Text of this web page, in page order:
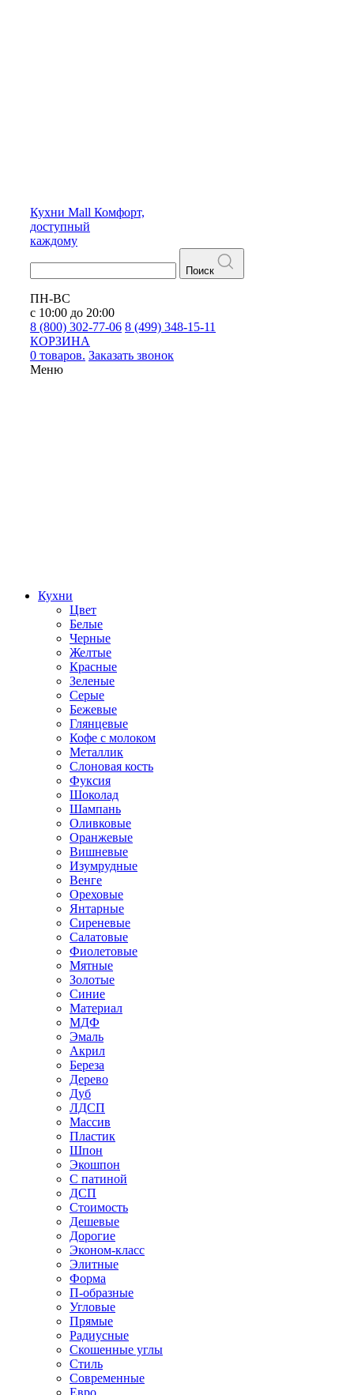
Кухни Mall Комфорт,
доступный
каждому
Поиск
ПН-ВС
с 10:00 до 20:00
8 (800) 302-77-06 8 (499) 348-15-11
КОРЗИНА
0 товаров. Заказать звонок
Меню
Кухни
Цвет
Белые
Черные
Желтые
Красные
Зеленые
Серые
Бежевые
Глянцевые
Кофе с молоком
Металлик
Слоновая кость
Фуксия
Шоколад
Шампань
Оливковые
Оранжевые
Вишневые
Изумрудные
Венге
Ореховые
Янтарные
Сиреневые
Салатовые
Фиолетовые
Мятные
Золотые
Синие
Материал
МДФ
Эмаль
Акрил
Береза
Дерево
Дуб
ЛДСП
Массив
Пластик
Шпон
Экошпон
С патиной
ДСП
Стоимость
Дешевые
Дорогие
Эконом-класс
Элитные
Форма
П-образные
Угловые
Прямые
Радиусные
Скошенные углы
Стиль
Современные
Евро